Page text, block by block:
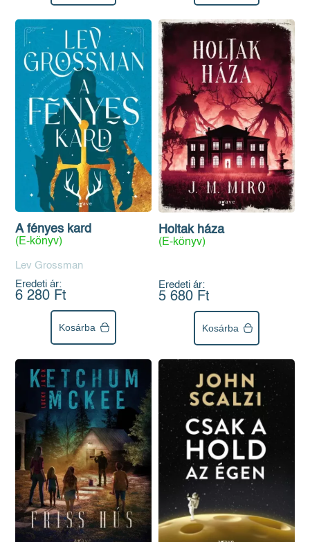
A fényes kard
(E-könyv)
Lev Grossman
Eredeti ár:
6 280 Ft
Kosárba
Holtak háza
(E-könyv)
Eredeti ár:
5 680 Ft
Kosárba